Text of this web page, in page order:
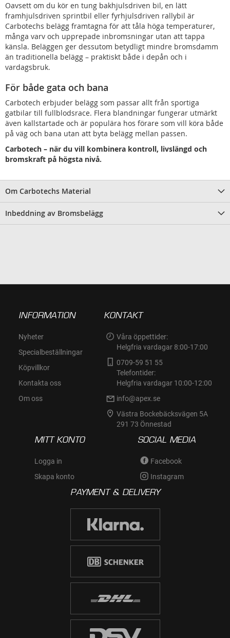
Oavsett om du kör en tung bakhjulsdriven bil, en lätt
framhjulsdriven sprintbil eller fyrhjulsdriven rallybil är
Carbotechs belägg framtagna för att tåla höga temperaturer,
många varv och upprepade inbromsningar utan att tappa
känsla. Beläggen ger dessutom betydligt mindre bromsdamm
än traditionella belägg – praktiskt både i depån och i
vardagsbruk.
För både gata och bana
Carbotech erbjuder belägg som passar allt från sportiga
gatbilar till fullblodsrace. Flera blandningar fungerar utmärkt
även kallstartade och är populära hos förare som vill köra både
på väg och bana utan att byta belägg mellan passen.
Carbotech – när du vill kombinera kontroll, livslängd och
bromskraft på högsta nivå.
Om Carbotechs Material
Inbeddning av Bromsbelägg
INFORMATION
Nyheter
Specialbeställningar
Köpvillkor
Kontakta oss
Om oss
KONTAKT
Våra öppettider:
Helgfria vardagar 8:00-17:00
0709-59 51 55
Telefontider:
Helgfria vardagar 10:00-12:00
info@apex.se
Västra Bockebäcksvägen 5A
291 73 Önnestad
MITT KONTO
Logga in
Skapa konto
SOCIAL MEDIA
Facebook
Instagram
PAYMENT & DELIVERY